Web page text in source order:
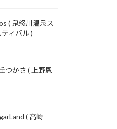
( 鬼怒川温泉ス
ィバル )
つかさ ( 上野恩
( 高崎